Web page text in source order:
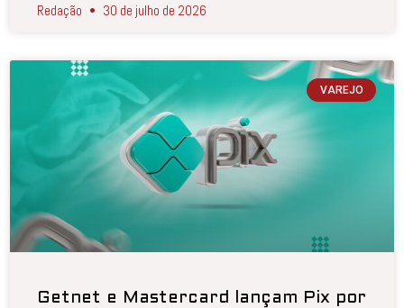
Redação 30 de julho de 2026
VAREJO
Getnet e Mastercard lançam Pix por